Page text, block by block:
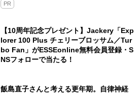
PR
【10周年記念プレゼント】Jackery「Exp
lorer 100 Plus チェリーブロッサム／Tur
bo Fan」がESSEonline無料会員登録・S
NSフォローで当たる！
飯島直子さんと考える更年期。自律神経